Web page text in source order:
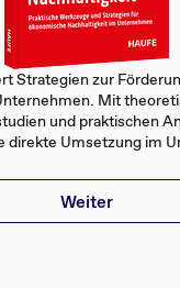
Strategien zur
Mit
und praktischen
direkte Umsetzung im
Weiter